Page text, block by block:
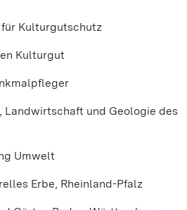
Kulturgutschutz
Kulturgut
Landwirtschaft und Geologie des
Umwelt
Erbe, Rheinland-Pfalz